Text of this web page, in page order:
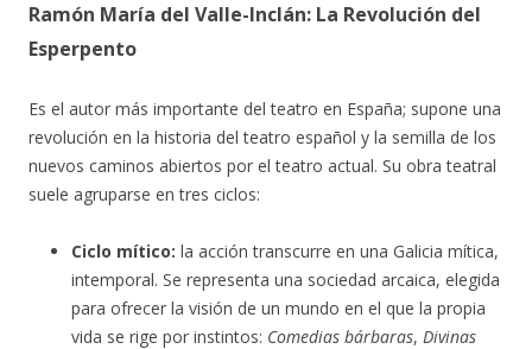
Ramón María del Valle-Inclán: La Revolución del
Esperpento
Es el autor más importante del teatro en España; supone una
revolución en la historia del teatro español y la semilla de los
nuevos caminos abiertos por el teatro actual. Su obra teatral
suele agruparse en tres ciclos:
Ciclo mítico: la acción transcurre en una Galicia mítica,
intemporal. Se representa una sociedad arcaica, elegida
para ofrecer la visión de un mundo en el que la propia
vida se rige por instintos: Comedias bárbaras, Divinas